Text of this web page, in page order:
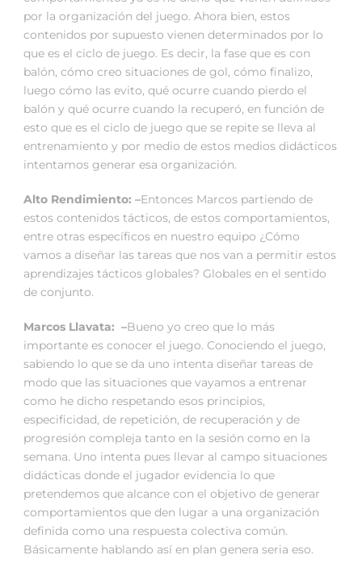
por la organización del juego. Ahora bien, estos
contenidos por supuesto vienen determinados por lo
que es el ciclo de juego. Es decir, la fase que es con
balón, cómo creo situaciones de gol, cómo finalizo,
luego cómo las evito, qué ocurre cuando pierdo el
balón y qué ocurre cuando la recuperó, en función de
esto que es el ciclo de juego que se repite se lleva al
entrenamiento y por medio de estos medios didácticos
intentamos generar esa organización.
Alto Rendimiento: –Entonces Marcos partiendo de
estos contenidos tácticos, de estos comportamientos,
entre otras específicos en nuestro equipo ¿Cómo
vamos a diseñar las tareas que nos van a permitir estos
aprendizajes tácticos globales? Globales en el sentido
de conjunto.
Marcos Llavata: –Bueno yo creo que lo más
importante es conocer el juego. Conociendo el juego,
sabiendo lo que se da uno intenta diseñar tareas de
modo que las situaciones que vayamos a entrenar
como he dicho respetando esos principios,
especificidad, de repetición, de recuperación y de
progresión compleja tanto en la sesión como en la
semana. Uno intenta pues llevar al campo situaciones
didácticas donde el jugador evidencia lo que
pretendemos que alcance con el objetivo de generar
comportamientos que den lugar a una organización
definida como una respuesta colectiva común.
Básicamente hablando así en plan genera seria eso.